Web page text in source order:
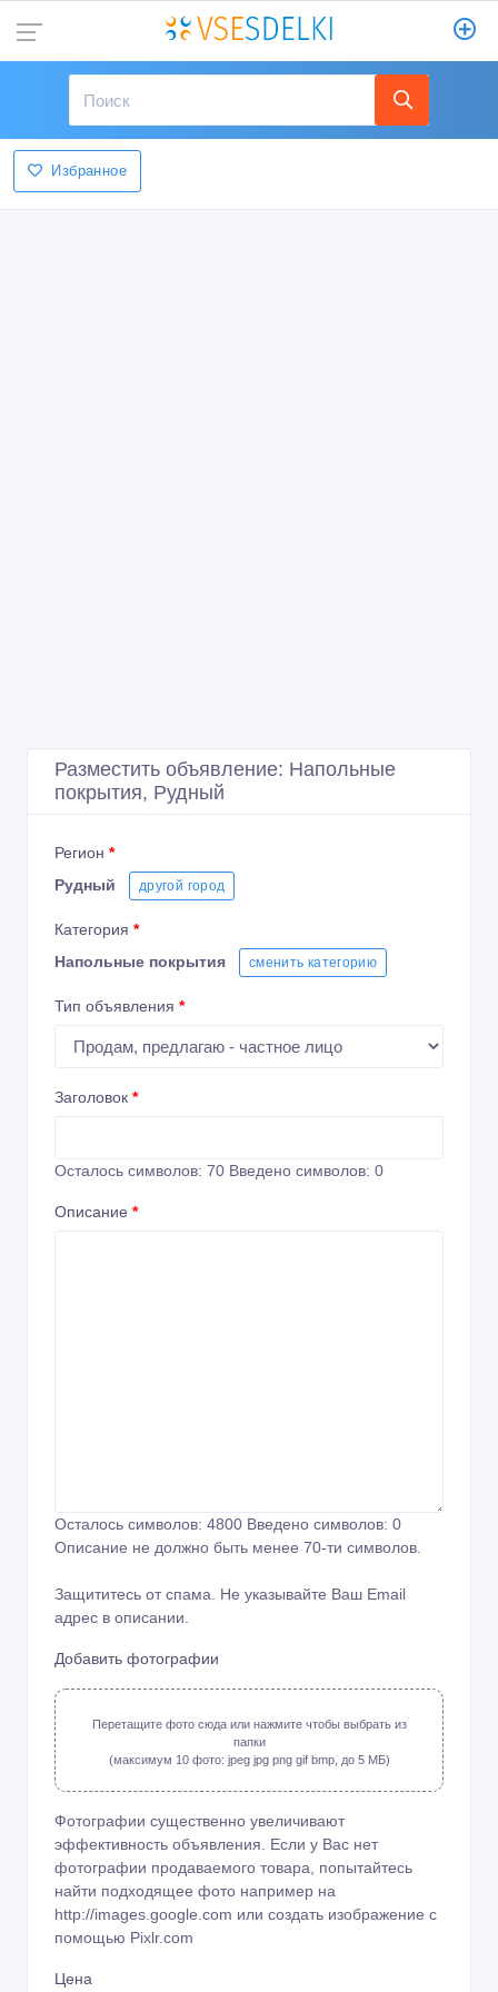
Избранное
Разместить объявление: Напольные
покрытия, Рудный
Регион *
Рудный
другой город
Категория *
Напольные покрытия
сменить категорию
Тип объявления *
Заголовок *
Осталось символов: 70 Введено символов: 0
Описание *
Осталось символов: 4800 Введено символов: 0
Описание не должно быть менее 70-ти символов.
Защититесь от спама. Не указывайте Ваш Email
адрес в описании.
Добавить фотографии
Перетащите фото сюда или нажмите чтобы выбрать из
папки
(максимум 10 фото: jpeg jpg png gif bmp, до 5 МБ)
Фотографии существенно увеличивают
эффективность объявления. Если у Вас нет
фотографии продаваемого товара, попытайтесь
найти подходящее фото например на
http://images.google.com или создать изображение с
помощью Pixlr.com
Цена